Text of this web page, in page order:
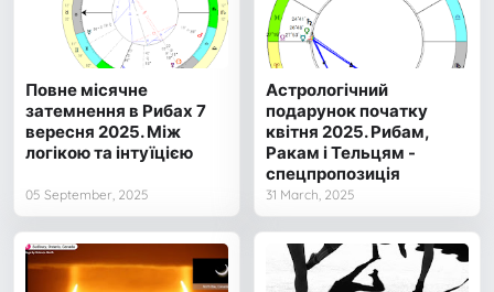
Повне місячне
затемнення в Рибах 7
вересня 2025. Між
логікою та інтуїцією
05 September, 2025
Астрологічний
подарунок початку
квітня 2025. Рибам,
Ракам і Тельцям -
спецпропозиція
31 March, 2025